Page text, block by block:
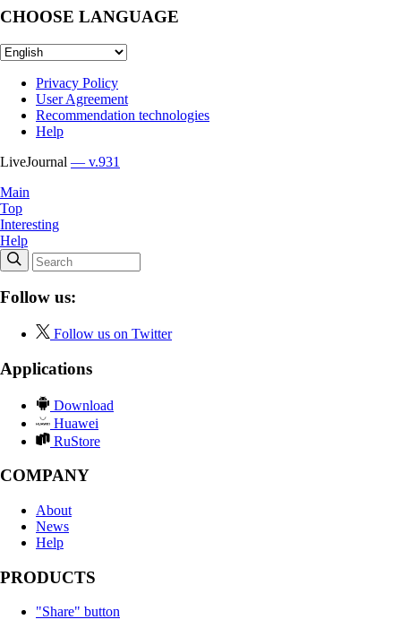
CHOOSE LANGUAGE
Privacy Policy
User Agreement
Recommendation technologies
Help
LiveJournal — v.931
Main
Top
Interesting
Help
Follow us:
Follow us on Twitter
Applications
Download
Huawei
RuStore
COMPANY
About
News
Help
PRODUCTS
"Share" button